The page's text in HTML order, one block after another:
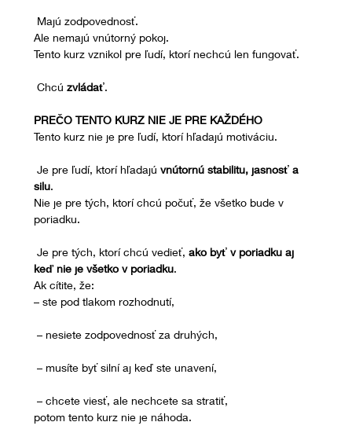
Majú zodpovednosť.
Ale nemajú vnútorný pokoj.
Tento kurz vznikol pre ľudí, ktorí nechcú len fungovať.
Chcú zvládať.
PREČO TENTO KURZ NIE JE PRE KAŽDÉHO
Tento kurz nie je pre ľudí, ktorí hľadajú motiváciu.
Je pre ľudí, ktorí hľadajú vnútornú stabilitu, jasnosť a
silu.
Nie je pre tých, ktorí chcú počuť, že všetko bude v
poriadku.
Je pre tých, ktorí chcú vedieť, ako byť v poriadku aj
keď nie je všetko v poriadku.
Ak cítite, že:
– ste pod tlakom rozhodnutí,
– nesiete zodpovednosť za druhých,
– musíte byť silní aj keď ste unavení,
– chcete viesť, ale nechcete sa stratiť,
potom tento kurz nie je náhoda.